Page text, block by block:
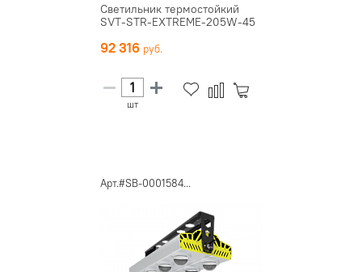
Светильник термостойкий
SVT-STR-EXTREME-205W-45
92 316
шт
Арт.#SB-0001584...